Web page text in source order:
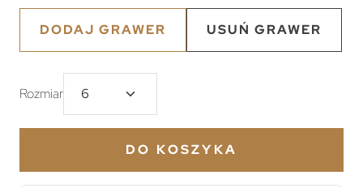
DODAJ GRAWER USUŃ GRAWER
Rozmiar
DO KOSZYKA